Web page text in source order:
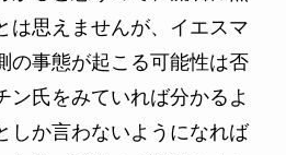
は思えませんが、イエスマ
の事態が起こる可能性は否
ン氏をみていれば分かるよ
しか言わないようになれば